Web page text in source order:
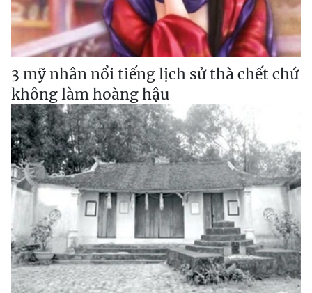
3 mỹ nhân nổi tiếng lịch sử thà chết chứ
không làm hoàng hậu